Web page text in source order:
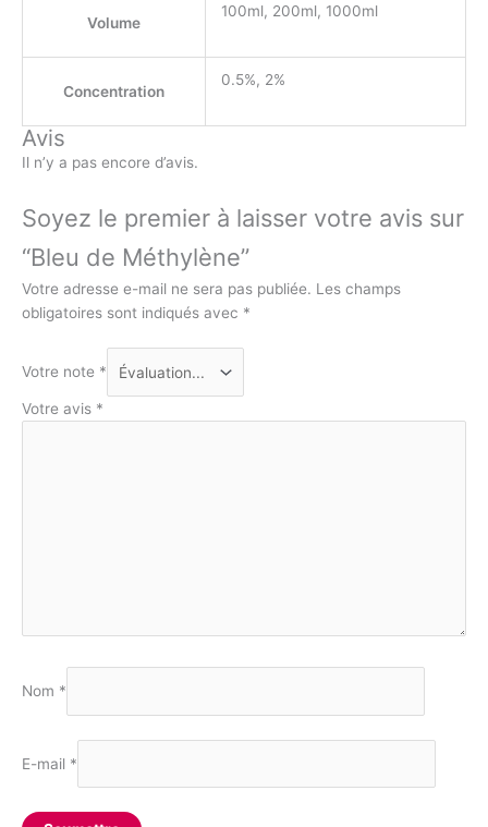
Volume
100ml, 200ml, 1000ml
Concentration
0.5%, 2%
Avis
Il n’y a pas encore d’avis.
Soyez le premier à laisser votre avis sur
“Bleu de Méthylène”
Votre adresse e-mail ne sera pas publiée. Les champs
obligatoires sont indiqués avec *
Votre note *
Votre avis *
Nom *
E-mail *